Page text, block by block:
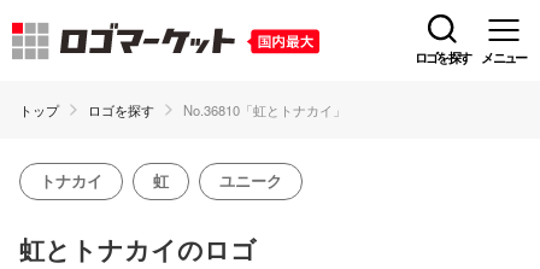
ロゴを探す メニュー
トップ ロゴを探す No.36810「虹とトナカイ」
トナカイ 虹 ユニーク
虹とトナカイのロゴ